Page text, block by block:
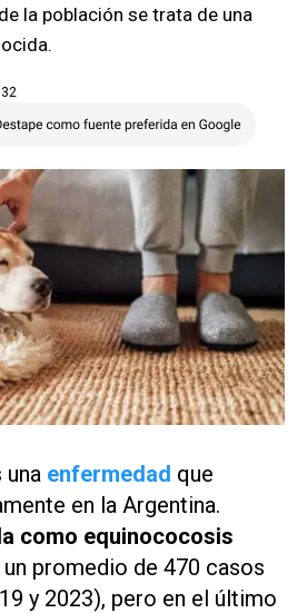
la población se trata de una
una enfermedad que
en la Argentina.
como equinococosis
promedio de 470 casos
y 2023), pero en el último